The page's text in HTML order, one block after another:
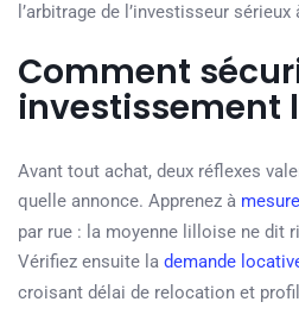
l’arbitrage de l’investisseur sérieux
Comment
investissement
Avant tout achat, deux réflexes
quelle annonce. Apprenez à
par rue : la moyenne lilloise ne dit
Vérifiez ensuite la demande
croisant délai de relocation et